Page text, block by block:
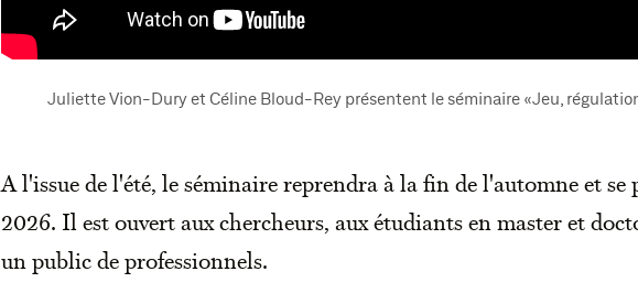
Juliette Vion-Dury et Céline Bloud-Rey présentent le séminaire «Jeu,
A l'issue de l'été, le séminaire reprendra à la fin de l'automne et se
2026. Il est ouvert aux chercheurs, aux étudiants en master et
un public de professionnels.